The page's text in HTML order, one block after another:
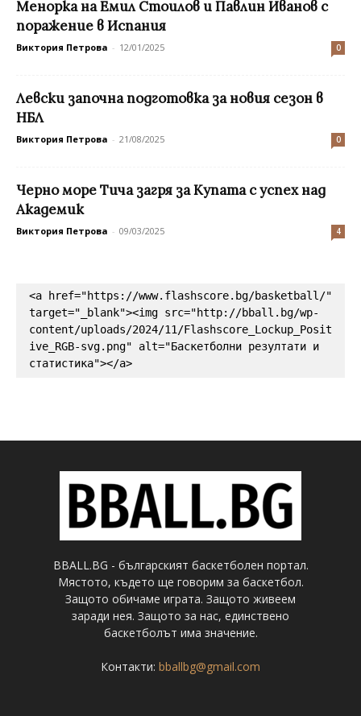
Менорка на Емил Стоилов и Павлин Иванов с
поражение в Испания
Виктория Петрова - 12/01/2025 0
Левски започна подготовка за новия сезон в
НБЛ
Виктория Петрова - 21/08/2025 0
Черно море Тича загря за Купата с успех над
Академик
Виктория Петрова - 09/03/2025 4
<a href="https://www.flashscore.bg/basketball/"
target="_blank"><img src="http://bball.bg/wp-
content/uploads/2024/11/Flashscore_Lockup_Posit
ive_RGB-svg.png" alt="Баскетболни резултати и
статистика"></a>
BBALL.BG - българският баскетболен портал.
Мястото, където ще говорим за баскетбол.
Защото обичаме играта. Защото живеем
заради нея. Защото за нас, единствено
баскетболът има значение.
Контакти: bballbg@gmail.com